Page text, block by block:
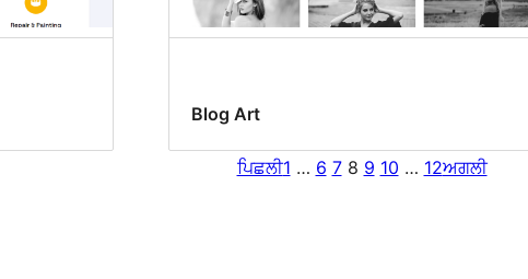
Blog Art
ਪਿਛਲੀ1 … 6 7 8 9 10 … 12ਅਗਲੀ